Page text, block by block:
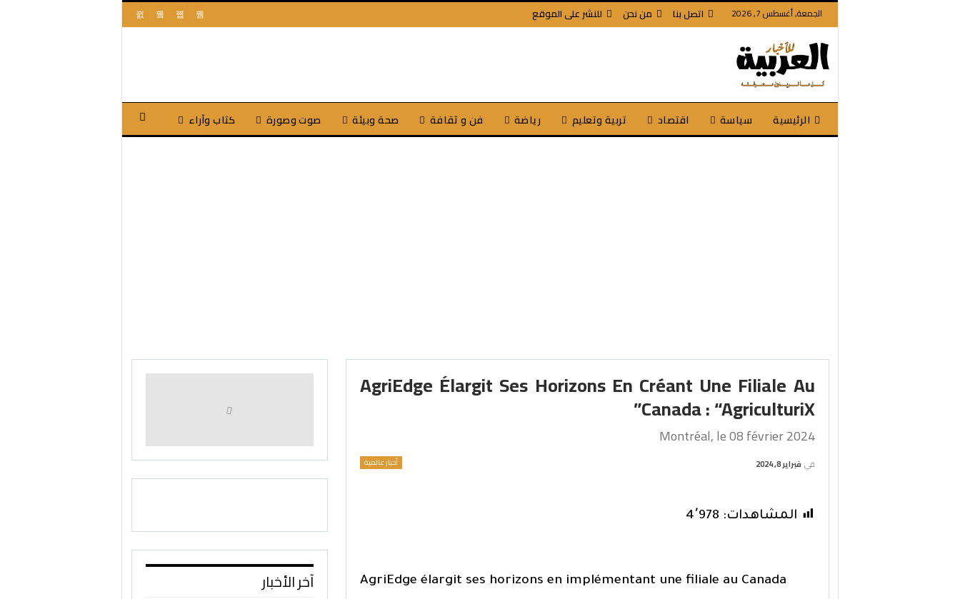
الجمعة, أغسطس 7, 2026 اتصل بنا من نحن للنشر على الموقع
الرئيسية سياسة اقتصاد تربية وتعليم رياضة فن و ثقافة صحة وبيئة صوت وصورة كتاب وآراء
AgriEdge Élargit Ses Horizons En Créant Une Filiale Au
Canada : “AgriculturiX”
Montréal, le 08 février 2024
أخبار عالمية في فبراير 8, 2024
المشاهدات: 4٬978
AgriEdge élargit ses horizons en implémentant une filiale au Canada
آخر الأخبار